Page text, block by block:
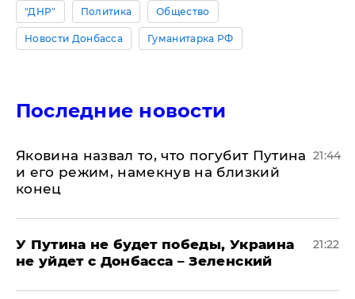
"ДНР" Политика Общество
Новости Донбасса Гуманитарка РФ
Последние новости
Яковина назвал то, что погубит Путина
и его режим, намекнув на близкий
конец
21:44
У Путина не будет победы, Украина
не уйдет с Донбасса – Зеленский
21:22